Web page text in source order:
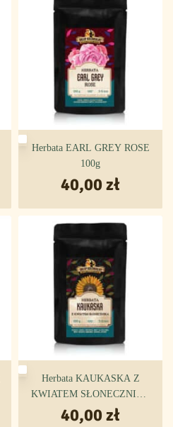
Herbata EARL GREY ROSE
100g
40,00 zł
Herbata KAUKASKA Z
KWIATEM SŁONECZNIKA
100g
40,00 zł